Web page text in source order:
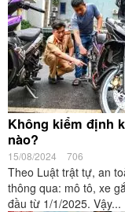
Không kiểm định
nào?
15/08/2024 706
Theo Luật trật tự, an
thông qua: mô tô, xe
đầu từ 1/1/2025. Vậy...